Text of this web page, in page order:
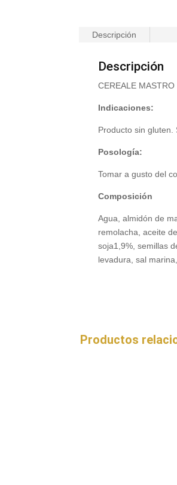
Descripción
Descripción
CEREALE
Indicaciones:
Producto sin gluten.
Posología:
Tomar a gusto del
Composición
Agua, almidón de
remolacha, aceite
soja1,9%, semillas
levadura, sal
Productos